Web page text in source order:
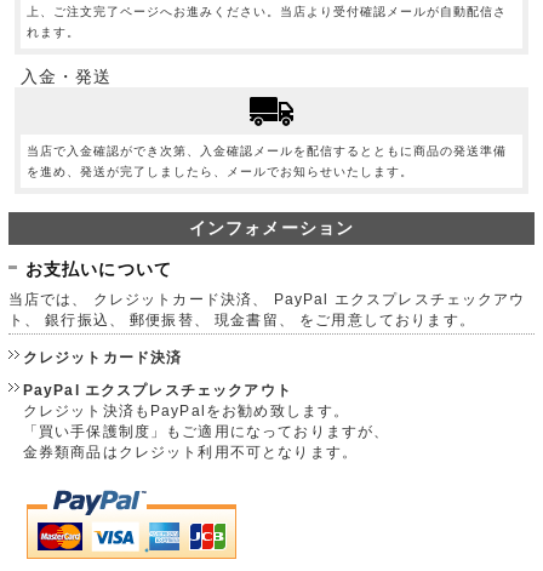
上、ご注文完了ページへお進みください。当店より受付確認メールが自動配信さ
れます。
入金・発送
当店で入金確認ができ次第、入金確認メールを配信するとともに商品の発送準備
を進め、発送が完了しましたら、メールでお知らせいたします。
インフォメーション
お支払いについて
当店では、 クレジットカード決済、 PayPal エクスプレスチェックアウ
ト、 銀行振込、 郵便振替、 現金書留、 をご用意しております。
クレジットカード決済
PayPal エクスプレスチェックアウト
クレジット決済もPayPalをお勧め致します。
「買い手保護制度」もご適用になっておりますが、
金券類商品はクレジット利用不可となります。